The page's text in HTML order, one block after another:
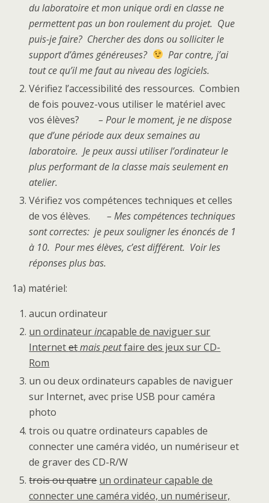
du laboratoire et mon unique ordi en classe ne
permettent pas un bon roulement du projet. Que
puis-je faire? Chercher des dons ou solliciter le
support d’âmes généreuses?
Par contre, j’ai
tout ce qu’il me faut au niveau des logiciels.
Vérifiez l’accessibilité des ressources. Combien
de fois pouvez-vous utiliser le matériel avec
vos élèves?– Pour le moment, je ne dispose
que d’une période aux deux semaines au
laboratoire. Je peux aussi utiliser l’ordinateur le
plus performant de la classe mais seulement en
atelier.
Vérifiez vos compétences techniques et celles
de vos élèves.– Mes compétences techniques
sont correctes: je peux souligner les énoncés de 1
à 10. Pour mes élèves, c’est différent. Voir les
réponses plus bas.
1a) matériel:
aucun ordinateur
un ordinateurincapable de naviguer sur
Internetetmais peutfaire des jeux sur CD-
Rom
un ou deux ordinateurs capables de naviguer
sur Internet, avec prise USB pour caméra
photo
trois ou quatre ordinateurs capables de
connecter une caméra vidéo, un numériseur et
de graver des CD-R/W
trois ou quatre un ordinateur capable de
connecter une caméra vidéo, un numériseur,